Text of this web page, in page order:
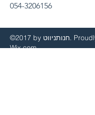
054-3206156
©2017 by חנותניווט. Proudly created with
Wix.com